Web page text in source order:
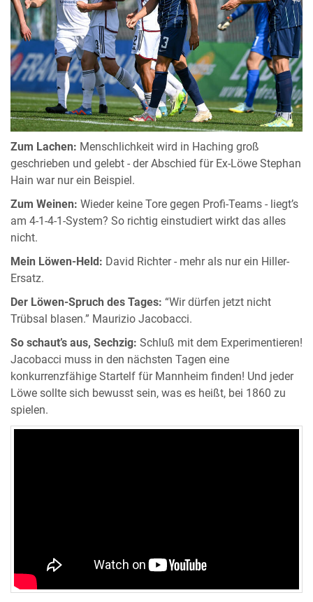
Zum Lachen: Menschlichkeit wird in Haching groß
geschrieben und gelebt - der Abschied für Ex-Löwe Stephan
Hain war nur ein Beispiel.
Zum Weinen: Wieder keine Tore gegen Profi-Teams - liegt’s
am 4-1-4-1-System? So richtig einstudiert wirkt das alles
nicht.
Mein Löwen-Held: David Richter - mehr als nur ein Hiller-
Ersatz.
Der Löwen-Spruch des Tages: “Wir dürfen jetzt nicht
Trübsal blasen.” Maurizio Jacobacci.
So schaut’s aus, Sechzig: Schluß mit dem Experimentieren!
Jacobacci muss in den nächsten Tagen eine
konkurrenzfähige Startelf für Mannheim finden! Und jeder
Löwe sollte sich bewusst sein, was es heißt, bei 1860 zu
spielen.